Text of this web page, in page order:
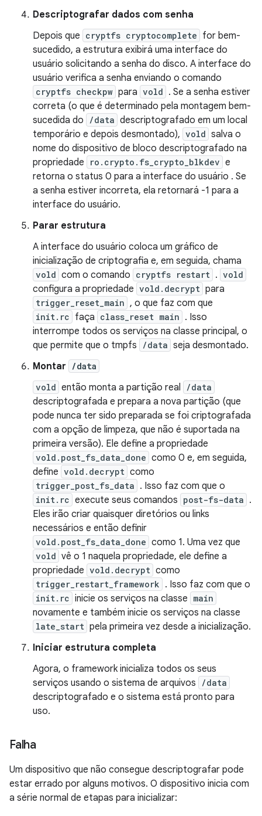
Descriptografar dados com senha
Depois que cryptfs cryptocomplete for bem-
sucedido, a estrutura exibirá uma interface do
usuário solicitando a senha do disco. A interface do
usuário verifica a senha enviando o comando
cryptfs checkpw para vold . Se a senha estiver
correta (o que é determinado pela montagem bem-
sucedida do
/data descriptografado em um local
temporário e depois desmontado), vold salva o
nome do dispositivo de bloco descriptografado na
propriedade
ro.crypto.fs_crypto_blkdev e
retorna o status 0 para a interface do usuário . Se
a senha estiver incorreta, ela retornará -1 para a
interface do usuário.
Parar estrutura
A interface do usuário coloca um gráfico de
inicialização de criptografia e, em seguida, chama
vold com o comando cryptfs restart . vold
configura a propriedade vold.decrypt para
trigger_reset_main , o que faz com que
init.rc faça class_reset main . Isso
interrompe todos os serviços na classe principal, o
que permite que o tmpfs
/data seja desmontado.
Montar /data
vold então monta a partição real /data
descriptografada e prepara a nova partição (que
pode nunca ter sido preparada se foi criptografada
com a opção de limpeza, que não é suportada na
primeira versão). Ele define a propriedade
vold.post_fs_data_done como 0 e, em seguida,
define vold.decrypt como
trigger_post_fs_data . Isso faz com que o
init.rc execute seus comandos post-fs-data .
Eles irão criar quaisquer diretórios ou links
necessários e então definir
vold.post_fs_data_done como 1. Uma vez que
vold vê o 1 naquela propriedade, ele define a
propriedade vold.decrypt como
trigger_restart_framework . Isso faz com que o
init.rc inicie os serviços na classe main
novamente e também inicie os serviços na classe
late_start pela primeira vez desde a inicialização.
Iniciar estrutura completa
Agora, o framework inicializa todos os seus
serviços usando o sistema de arquivos
/data
descriptografado e o sistema está pronto para
uso.
Falha
Um dispositivo que não consegue descriptografar pode
estar errado por alguns motivos. O dispositivo inicia com
a série normal de etapas para inicializar: